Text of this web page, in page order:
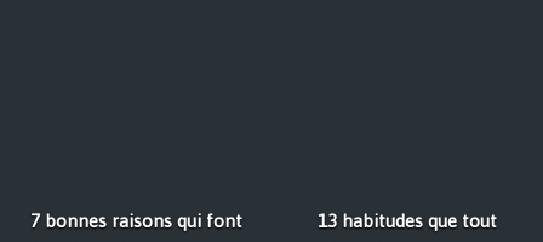
7 bonnes raisons qui font
13 habitudes que tout